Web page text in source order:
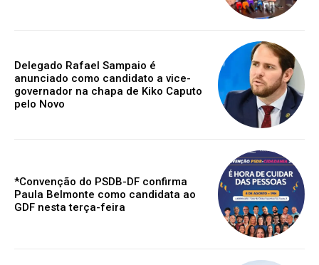
Delegado Rafael Sampaio é
anunciado como candidato a vice-
governador na chapa de Kiko Caputo
pelo Novo
*Convenção do PSDB-DF confirma
Paula Belmonte como candidata ao
GDF nesta terça-feira